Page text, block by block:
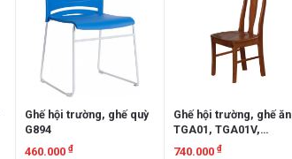
Ghế hội trường, ghế quỳ
G894
460.000 ₫
Ghế hội trường, ghế ăn
TGA01, TGA01V,
TGA01N
740.000₫